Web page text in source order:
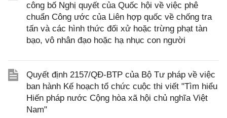
công bố Nghị quyết của Quốc hội về việc phê
chuẩn Công ước của Liên hợp quốc về chống tra
tấn và các hình thức đối xử hoặc trừng phạt tàn
bạo, vô nhân đạo hoặc hạ nhục con người
Quyết định 2157/QĐ-BTP của Bộ Tư pháp về việc
ban hành Kế hoạch tổ chức cuộc thi viết "Tìm hiểu
Hiến pháp nước Cộng hòa xã hội chủ nghĩa Việt
Nam"